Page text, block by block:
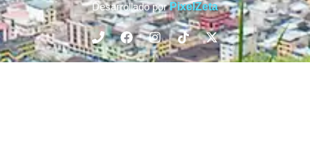
Desarrollado porPixelZeta